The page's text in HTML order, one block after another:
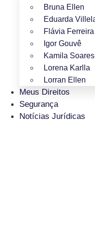
Bruna Ellen
Eduarda
Flávia Ferreira
Igor Gouvê
Kamila Soares
Lorena Karlla
Lorran Ellen
Meus Direitos
Segurança
Notícias Jurídicas